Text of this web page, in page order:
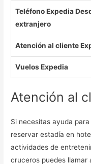
Teléfono Expedia
extranjero
Atención al cliente
Vuelos Expedia
Atención al
Si necesitas ayuda
reservar estadía en
actividades de
cruceros puedes llamar